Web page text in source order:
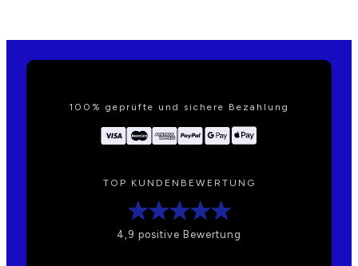
100% geprüfte und sichere Bezahlung
TOP KUNDENBEWERTUNG
4,9 positive Bewertung